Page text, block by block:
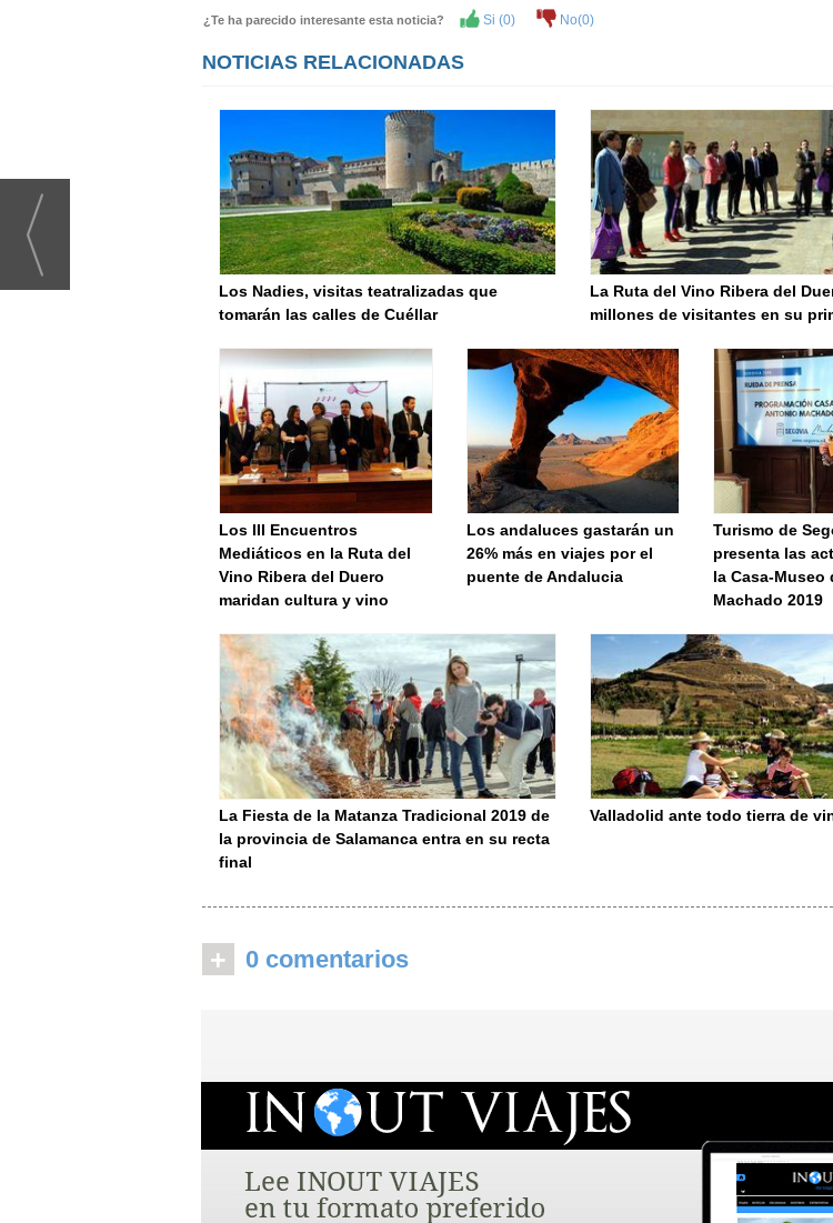
¿Te ha parecido interesante esta noticia? Si (0) No(0)
NOTICIAS RELACIONADAS
Los Nadies, visitas teatralizadas que
tomarán las calles de Cuéllar
La Ruta del Vino Ribera del
millones de visitantes en su
Los III Encuentros
Mediáticos en la Ruta del
Vino Ribera del Duero
maridan cultura y vino
Los andaluces gastarán un
26% más en viajes por el
puente de Andalucia
Turismo de
presenta las
la Casa-Museo
Machado 2019
La Fiesta de la Matanza Tradicional 2019 de
la provincia de Salamanca entra en su recta
final
Valladolid ante todo tierra de
+ 0 comentarios